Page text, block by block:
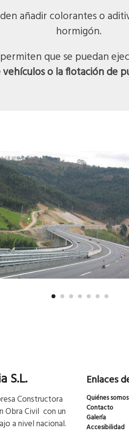
añadir colorantes o
hormigón.
que se puedan
o la flotación de
S.L.
Constructora
Obra Civil con un
a nivel nacional.
Enlaces
Quiénes somos
Contacto
Galería
Accesibilidad